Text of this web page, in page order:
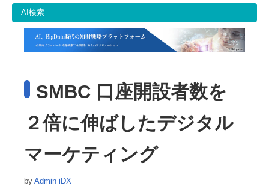
AI検索
SMBC 口座開設者数を
２倍に伸ばしたデジタル
マーケティング
by Admin iDX